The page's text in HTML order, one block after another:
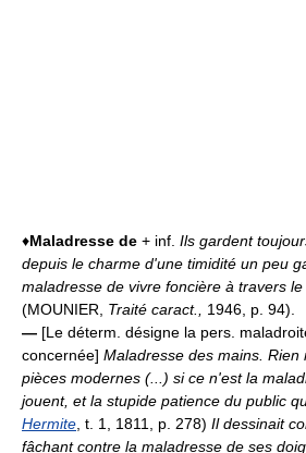
♦Maladresse de + inf. Ils gardent
depuis le charme d'une timidité un peu
maladresse de vivre foncière à travers
(MOUNIER, Traité caract., 1946, p. 94).
— [Le déterm. désigne la pers.
concernée] Maladresse des mains. Rien
pièces modernes (...) si ce n'est la
jouent, et la stupide patience du public
Hermite , t. 1, 1811, p. 278) Il dessinait
fâchant contre la maladresse de ses